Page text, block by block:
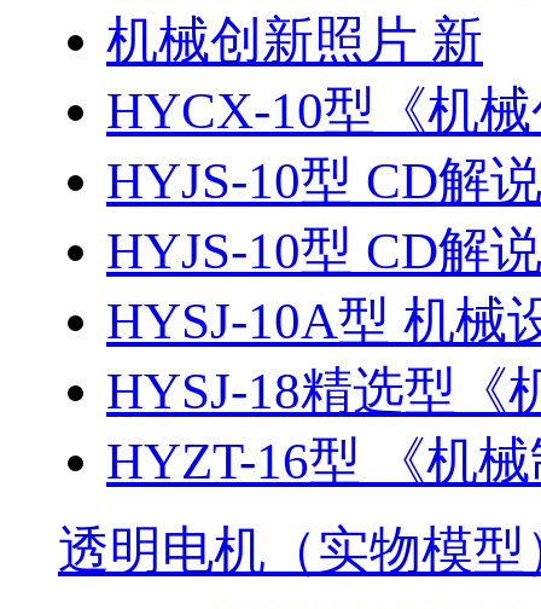
机械创新照片 新
HYCX-10型《机
HYJS-10型 CD解
HYJS-10型 CD解
HYSJ-10A型 机械
HYSJ-18精选型《
HYZT-16型 《机
透明电机（实物模